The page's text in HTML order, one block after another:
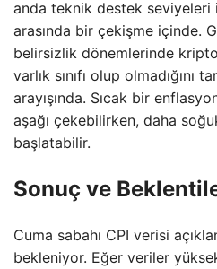
anda teknik destek seviyeleri
arasında bir çekişme içinde.
belirsizlik dönemlerinde
varlık sınıfı olup olmadığını
arayışında. Sıcak bir
aşağı çekebilirken, daha
başlatabilir.
Sonuç ve
Cuma sabahı CPI verisi
bekleniyor. Eğer veriler